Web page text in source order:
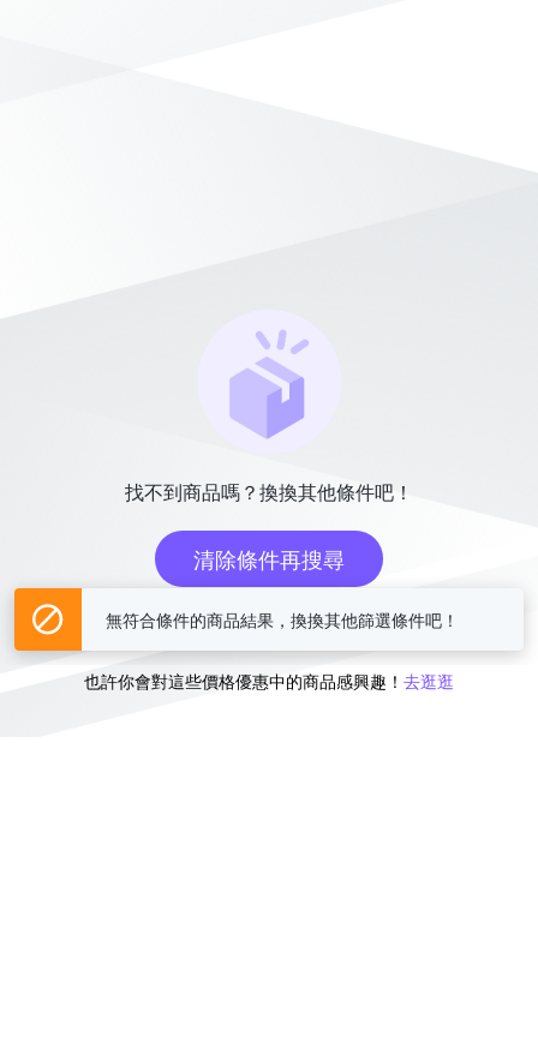
找不到商品嗎？換換其他條件吧！
清除條件再搜尋
或
也許你會對這些價格優惠中的商品感興趣！ 去逛逛
無符合條件的商品結果，換換其他篩選條件吧！